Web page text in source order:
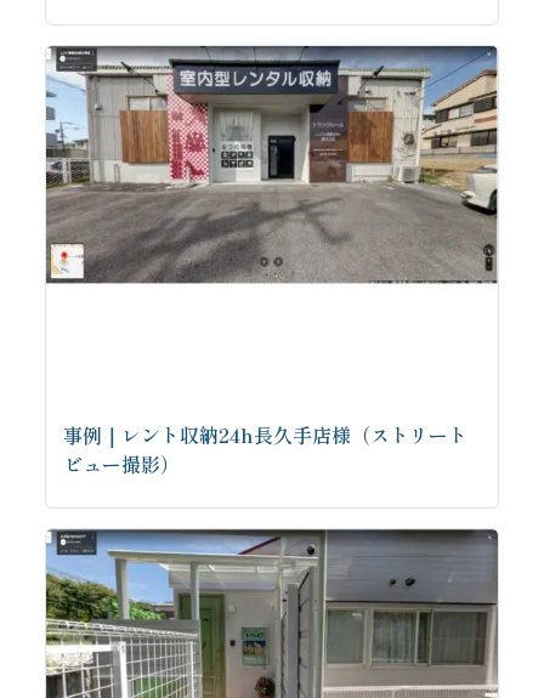
事例｜レント収納24h長久手店様（ストリート
ビュー撮影）